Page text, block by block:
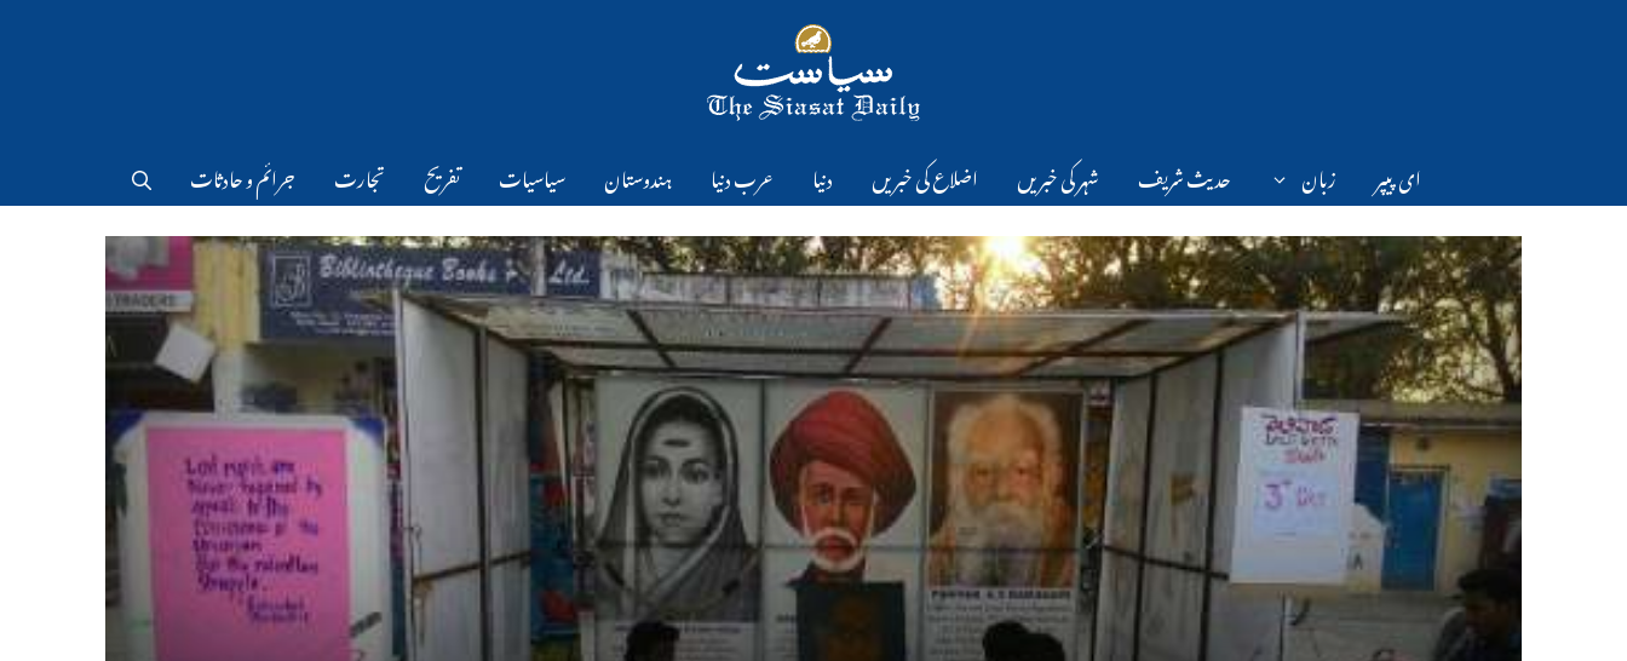
ای پیپر زبان حدیث شریف شہر کی خبریں اضلاع کی خبریں دنیا عرب دنیا ہندوستان سیاسیات تفریح تجارت جرائم و حادثات